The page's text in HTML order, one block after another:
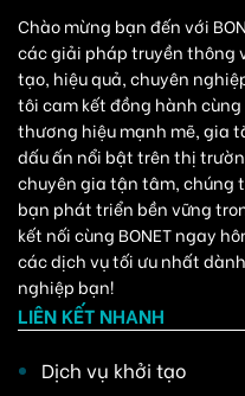
Chào mừng bạn đến với
các giải pháp truyền thông
tạo, hiệu quả, chuyên
tôi cam kết đồng hành
thương hiệu mạnh mẽ, gia
dấu ấn nổi bật trên thị
chuyên gia tận tâm, chúng
bạn phát triển bền vững
kết nối cùng BONET ngay
các dịch vụ tối ưu nhất
nghiệp bạn!
LIÊN KẾT NHANH
Dịch vụ khởi tạo